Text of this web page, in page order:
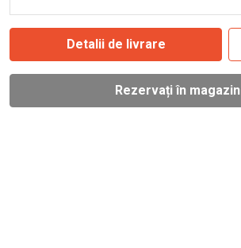
Detalii de livrare
Rezervați în magazin